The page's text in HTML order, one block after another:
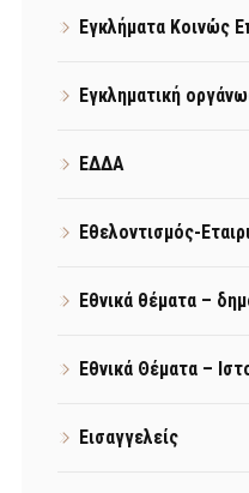
Εγκλήματα Κοινώς
Εγκληματική
ΕΔΔΑ
Εθελοντισμός-
Εθνικά θέματα –
Εθνικά Θέματα –
Εισαγγελείς